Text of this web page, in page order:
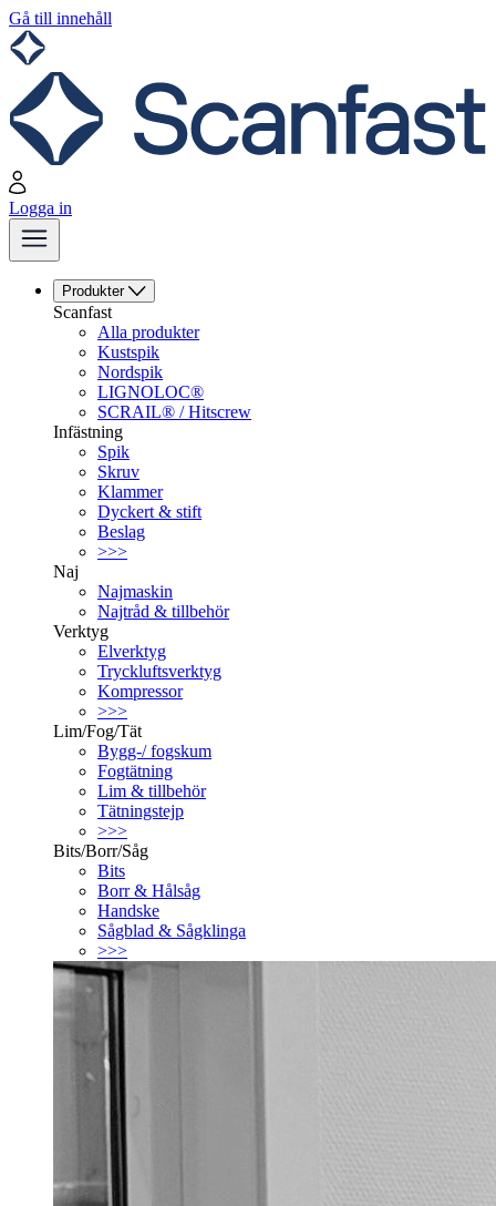
Gå till innehåll
Logga in
Produkter
Scanfast
Alla produkter
Kustspik
Nordspik
LIGNOLOC®
SCRAIL® / Hitscrew
Infästning
Spik
Skruv
Klammer
Dyckert & stift
Beslag
>>>
Naj
Najmaskin
Najtråd & tillbehör
Verktyg
Elverktyg
Tryckluftsverktyg
Kompressor
>>>
Lim/Fog/Tät
Bygg-/ fogskum
Fogtätning
Lim & tillbehör
Tätningstejp
>>>
Bits/Borr/Såg
Bits
Borr & Hålsåg
Handske
Sågblad & Sågklinga
>>>